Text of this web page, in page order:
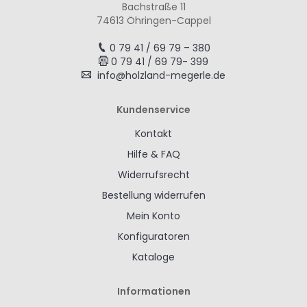
Bachstraße 11
74613 Öhringen-Cappel
0 79 41 / 69 79 – 380
0 79 41 / 69 79- 399
info@holzland-megerle.de
Kundenservice
Kontakt
Hilfe & FAQ
Widerrufsrecht
Bestellung widerrufen
Mein Konto
Konfiguratoren
Kataloge
Informationen